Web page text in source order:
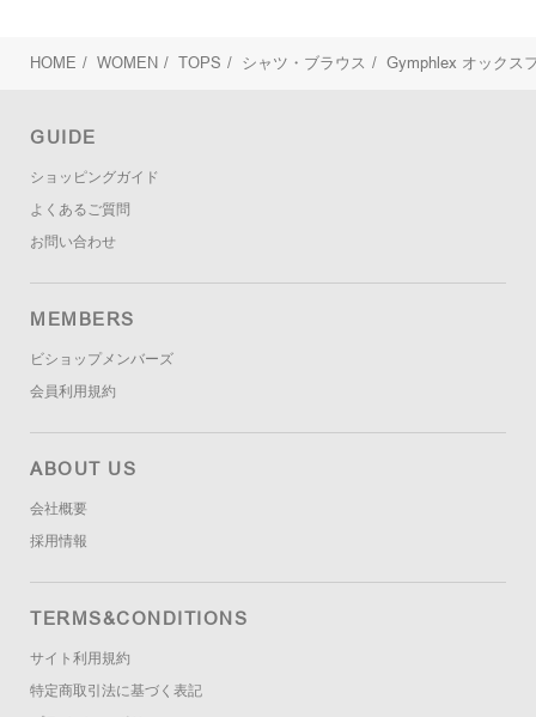
HOME / WOMEN / TOPS / シャツ・ブラウス / Gymphlex オックス
GUIDE
ショッピングガイド
よくあるご質問
お問い合わせ
MEMBERS
ビショップメンバーズ
会員利用規約
ABOUT US
会社概要
採用情報
TERMS&CONDITIONS
サイト利用規約
特定商取引法に基づく表記